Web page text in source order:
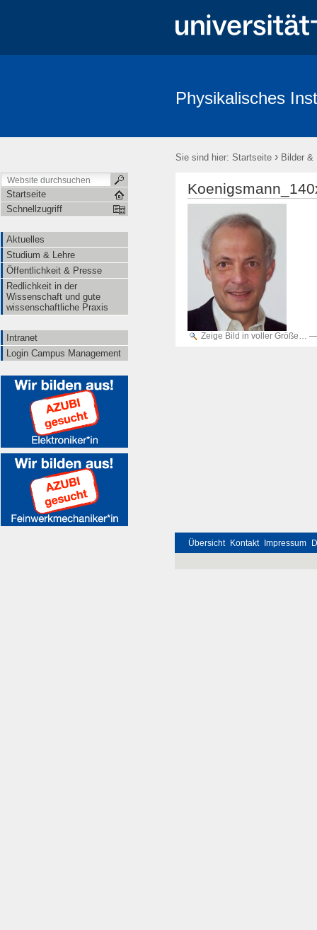
Physikalisches
Sie sind hier: Startseite › Bilder &
Startseite
Schnellzugriff
Aktuelles
Studium & Lehre
Öffentlichkeit & Presse
Redlichkeit in der
Wissenschaft und gute
wissenschaftliche Praxis
Intranet
Login Campus Management
Zeige Bild in voller Größe…
Übersicht Kontakt Impressum